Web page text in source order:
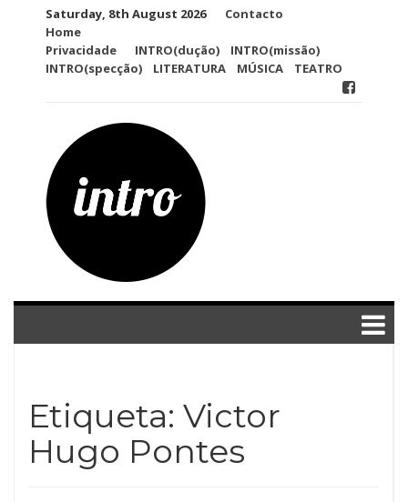
Saturday, 8th August 2026
Contacto
Home
Privacidade
INTRO(dução)
INTRO(missão)
INTRO(specção)
LITERATURA MÚSICA TEATRO
Etiqueta: Victor
Hugo Pontes